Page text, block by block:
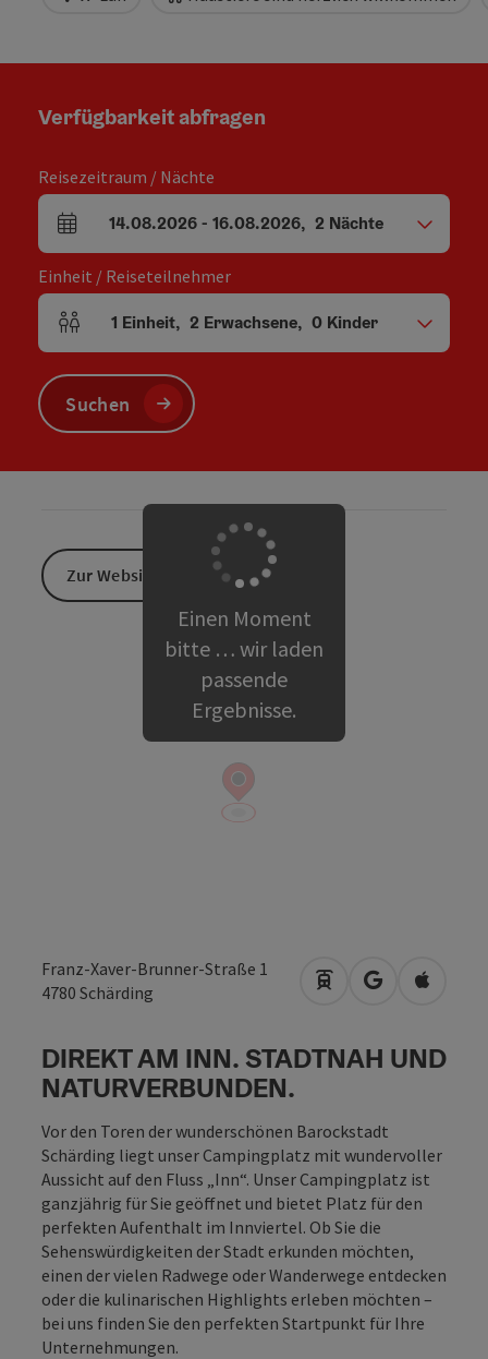
Franz-Xaver-Brunner-Straße 1
4780 Schärding Anreise mit
in Google
in
DIREKT AM INN. STADTNAH UND
NATURVERBUNDEN.
Vor den Toren der wunderschönen Barockstadt
Schärding liegt unser Campingplatz mit wundervoller
Aussicht auf den Fluss „Inn“. Unser Campingplatz ist
ganzjährig für Sie geöffnet und bietet Platz für den
perfekten Aufenthalt im Innviertel. Ob Sie die
Sehenswürdigkeiten der Stadt erkunden möchten,
einen der vielen Radwege oder Wanderwege entdecken
oder die kulinarischen Highlights erleben möchten –
bei uns finden Sie den perfekten Startpunkt für Ihre
Unternehmungen.
Verfügbarkeit abfragen
Reisezeitraum / Nächte
An- und Abreisefelder
14.08.2026- 16.08.2026, 2 Nächte
Einheit / Reiseteilnehmer
Einheitenanzahl und Personenfelder
1 Einheit, 2 Erwachsene, 0 Kinder
Suchen
Einen Moment
bitte … wir laden
passende
Ergebnisse.
Zur Website